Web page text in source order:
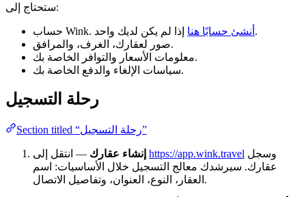
ستحتاج إلى:
حساب Wink. أنشئ حسابًا هنا إذا لم يكن لديك واحد.
صور لعقارك، الغرف، والمرافق.
معلومات الأسعار والتوافر الخاصة بك.
سياسات الإلغاء والدفع الخاصة بك.
رحلة التسجيل
Section titled “رحلة التسجيل”
إنشاء عقارك https://app.wink.travel
عقارك. سيرشدك معالج التسجيل خلال الأساسيات: اسم
العقار، النوع، العنوان، وتفاصيل الاتصال.